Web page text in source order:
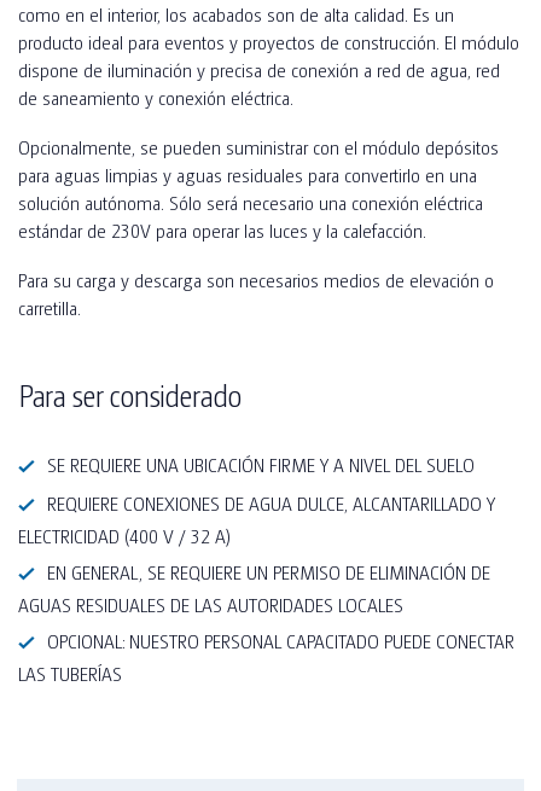
como en el interior, los acabados son de alta calidad. Es un
producto ideal para eventos y proyectos de construcción. El módulo
dispone de iluminación y precisa de conexión a red de agua, red
de saneamiento y conexión eléctrica.
Opcionalmente, se pueden suministrar con el módulo depósitos
para aguas limpias y aguas residuales para convertirlo en una
solución autónoma. Sólo será necesario una conexión eléctrica
estándar de 230V para operar las luces y la calefacción.
Para su carga y descarga son necesarios medios de elevación o
carretilla.
Para ser considerado
SE REQUIERE UNA UBICACIÓN FIRME Y A NIVEL DEL SUELO
REQUIERE CONEXIONES DE AGUA DULCE, ALCANTARILLADO Y
ELECTRICIDAD (400 V / 32 A)
EN GENERAL, SE REQUIERE UN PERMISO DE ELIMINACIÓN DE
AGUAS RESIDUALES DE LAS AUTORIDADES LOCALES
OPCIONAL: NUESTRO PERSONAL CAPACITADO PUEDE CONECTAR
LAS TUBERÍAS